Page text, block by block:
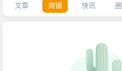
文章 商铺 快讯